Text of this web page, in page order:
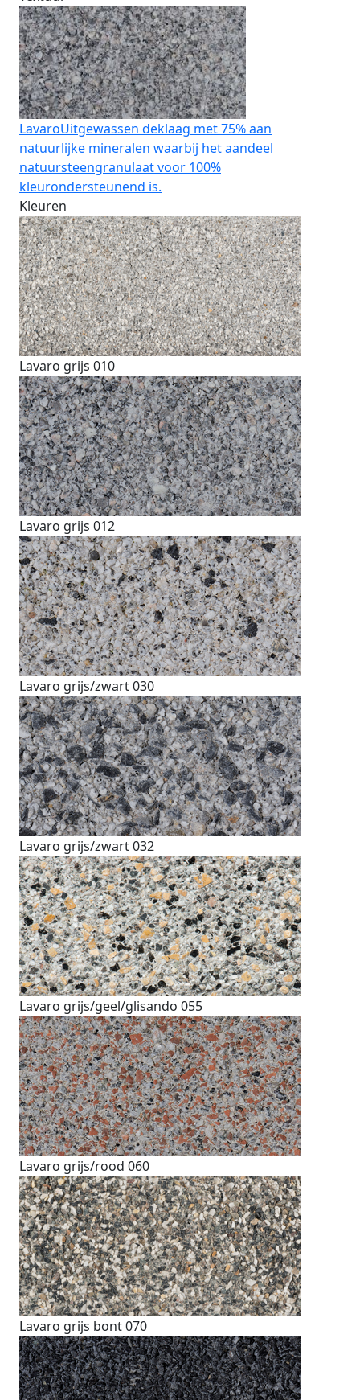
LavaroUitgewassen deklaag met 75% aan
natuurlijke mineralen waarbij het aandeel
natuursteengranulaat voor 100%
kleurondersteunend is.
Kleuren
Lavaro grijs 010
Lavaro grijs 012
Lavaro grijs/zwart 030
Lavaro grijs/zwart 032
Lavaro grijs/geel/glisando 055
Lavaro grijs/rood 060
Lavaro grijs bont 070